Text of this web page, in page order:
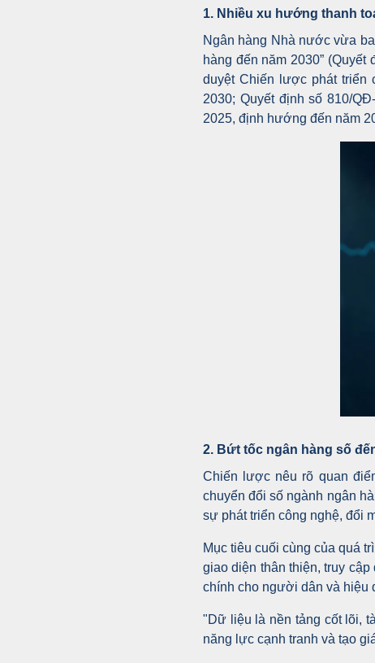
1. Nhiều xu hướng thanh
Ngân hàng Nhà nước vừa
hàng đến năm 2030”
duyệt Chiến lược phát triển
2030; Quyết định số 810/
2025, định hướng đến năm
2. Bứt tốc ngân hàng số
Chiến lược nêu rõ quan
chuyển đổi số ngành ngân
sự phát triển công nghệ, đổi
Mục tiêu cuối cùng của quá
giao diện thân thiện, truy
chính cho người dân và hiệu
"Dữ liệu là nền tảng cốt lõi,
năng lực cạnh tranh và tạo